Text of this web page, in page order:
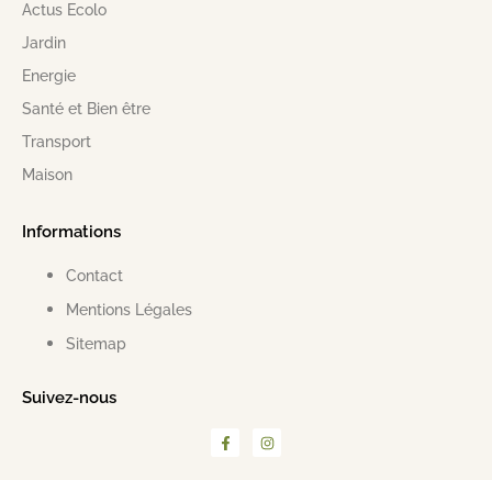
Actus Ecolo
Jardin
Energie
Santé et Bien être
Transport
Maison
Informations
Contact
Mentions Légales
Sitemap
Suivez-nous